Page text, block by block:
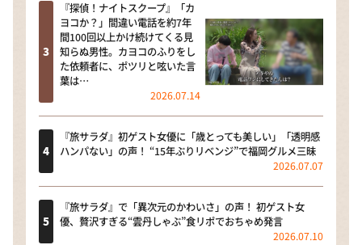
『探偵！ナイトスクープ』「カ
ヨコか？」間違い電話を約7年
間100回以上かけ続けてくる見
知らぬ男性。カヨコのふりをし
た依頼者に、ポツリと呟いた言
葉は…
2026.07.14
『旅サラダ』初ゲスト女優に「歳とっても美しい」「透明感
ハンパない」の声！ “15年ぶりリベンジ”で福岡グルメ三昧
2026.07.07
『旅サラダ』で「異次元のかわいさ」の声！ 初ゲスト女
優、贅沢すぎる“雲丹しゃぶ”食リポでおちゃめ発言
2026.07.10